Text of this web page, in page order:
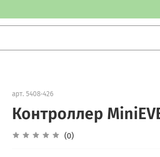
арт. 5408-426
Контроллер
(0)